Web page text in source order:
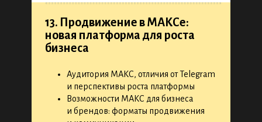
Аудитория МАКС, отличия от Telegram
и перспективы роста платформы
Возможности МАКС для бизнеса
и брендов: форматы продвижения
13. Продвижение в МАКСе:
новая платформа для роста
бизнеса